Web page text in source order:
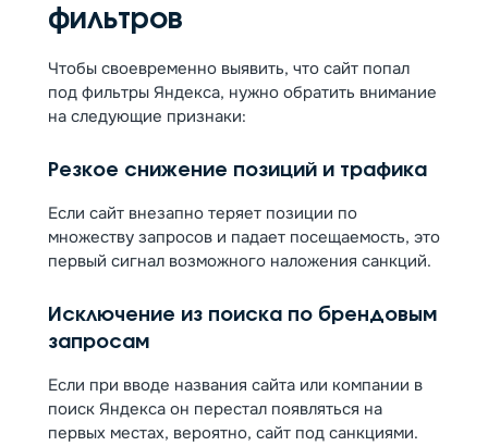
фильтров
Чтобы своевременно выявить, что сайт попал
под фильтры Яндекса, нужно обратить внимание
на следующие признаки:
Резкое снижение позиций и трафика
Если сайт внезапно теряет позиции по
множеству запросов и падает посещаемость, это
первый сигнал возможного наложения санкций.
Исключение из поиска по брендовым
запросам
Если при вводе названия сайта или компании в
поиск Яндекса он перестал появляться на
первых местах, вероятно, сайт под санкциями.